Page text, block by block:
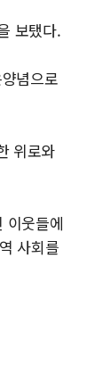
보탰다.
념으로
위로와
이웃들에
사회를